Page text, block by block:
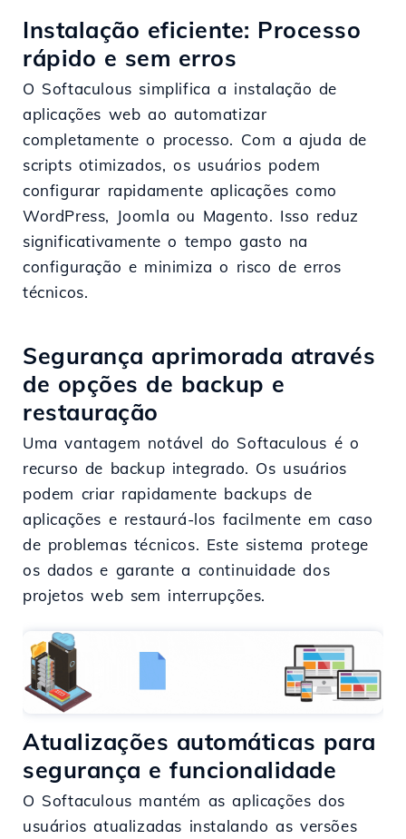
Instalação eficiente: Processo
rápido e sem erros
O Softaculous simplifica a instalação de
aplicações web ao automatizar
completamente o processo. Com a ajuda de
scripts otimizados, os usuários podem
configurar rapidamente aplicações como
WordPress, Joomla ou Magento. Isso reduz
significativamente o tempo gasto na
configuração e minimiza o risco de erros
técnicos.
Segurança aprimorada através
de opções de backup e
restauração
Uma vantagem notável do Softaculous é o
recurso de backup integrado. Os usuários
podem criar rapidamente backups de
aplicações e restaurá-los facilmente em caso
de problemas técnicos. Este sistema protege
os dados e garante a continuidade dos
projetos web sem interrupções.
Atualizações automáticas para
segurança e funcionalidade
O Softaculous mantém as aplicações dos
usuários atualizadas instalando as versões